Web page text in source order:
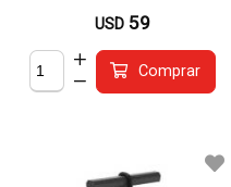
USD 59
Comprar